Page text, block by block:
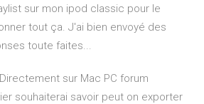
sur mon ipod classic pour le
tout ça. J'ai bien envoyé des
toute faites...
Directement sur Mac PC forum
souhaiterai savoir peut on exporter